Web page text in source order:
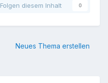
Folgen diesem Inhalt 0
Neues Thema erstellen